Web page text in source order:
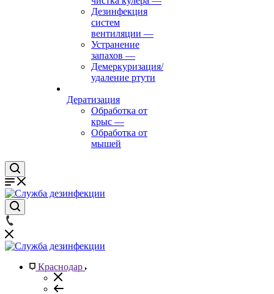
Дезинфекция
систем
вентиляции —
Устранение
запахов —
Демеркуризация/
удаление ртути
Дератизация
Обработка от
крыс —
Обработка от
мышей
Краснодар